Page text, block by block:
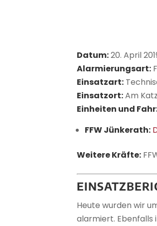
Datum:20. April
Alarmierungsart:
Einsatzart:
Einsatzort:Am
Einheiten und
FFW Jünkerath:
Weitere Kräfte:
Heute wurden wir
alarmiert. Ebenfalls